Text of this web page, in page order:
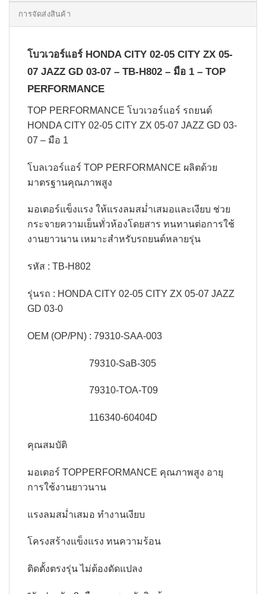
การจัดส่งสินค้า
โบวเวอร์แอร์ HONDA CITY 02-05 CITY ZX 05-
07 JAZZ GD 03-07 – TB-H802 – มือ 1 – TOP
PERFORMANCE
TOP PERFORMANCE โบวเวอร์แอร์ รถยนต์
HONDA CITY 02-05 CITY ZX 05-07 JAZZ GD 03-
07 – มือ 1
โบลเวอร์แอร์ TOP PERFORMANCE ผลิตด้วย
มาตรฐานคุณภาพสูง
มอเตอร์แข็งแรง ให้แรงลมสม่ำเสมอและเงียบ ช่วย
กระจายความเย็นทั่วห้องโดยสาร ทนทานต่อการใช้
งานยาวนาน เหมาะสำหรับรถยนต์หลายรุ่น
รหัส : TB-H802
รุ่นรถ : HONDA CITY 02-05 CITY ZX 05-07 JAZZ
GD 03-0
OEM (OP/PN) : 79310-SAA-003
79310-SaB-305
79310-TOA-T09
116340-60404D
คุณสมบัติ
มอเตอร์ TOPPERFORMANCE คุณภาพสูง อายุ
การใช้งานยาวนาน
แรงลมสม่ำเสมอ ทำงานเงียบ
โครงสร้างแข็งแรง ทนความร้อน
ติดตั้งตรงรุ่น ไม่ต้องดัดแปลง